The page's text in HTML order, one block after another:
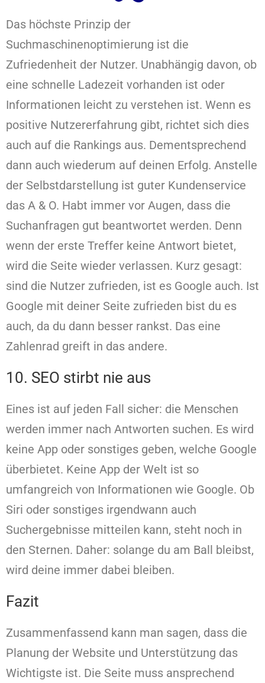
Das höchste Prinzip der
Suchmaschinenoptimierung ist die
Zufriedenheit der Nutzer. Unabhängig davon, ob
eine schnelle Ladezeit vorhanden ist oder
Informationen leicht zu verstehen ist. Wenn es
positive Nutzererfahrung gibt, richtet sich dies
auch auf die Rankings aus. Dementsprechend
dann auch wiederum auf deinen Erfolg. Anstelle
der Selbstdarstellung ist guter Kundenservice
das A & O. Habt immer vor Augen, dass die
Suchanfragen gut beantwortet werden. Denn
wenn der erste Treffer keine Antwort bietet,
wird die Seite wieder verlassen. Kurz gesagt:
sind die Nutzer zufrieden, ist es Google auch. Ist
Google mit deiner Seite zufrieden bist du es
auch, da du dann besser rankst. Das eine
Zahlenrad greift in das andere.
10. SEO stirbt nie aus
Eines ist auf jeden Fall sicher: die Menschen
werden immer nach Antworten suchen. Es wird
keine App oder sonstiges geben, welche Google
überbietet. Keine App der Welt ist so
umfangreich von Informationen wie Google. Ob
Siri oder sonstiges irgendwann auch
Suchergebnisse mitteilen kann, steht noch in
den Sternen. Daher: solange du am Ball bleibst,
wird deine immer dabei bleiben.
Fazit
Zusammenfassend kann man sagen, dass die
Planung der Website und Unterstützung das
Wichtigste ist. Die Seite muss ansprechend